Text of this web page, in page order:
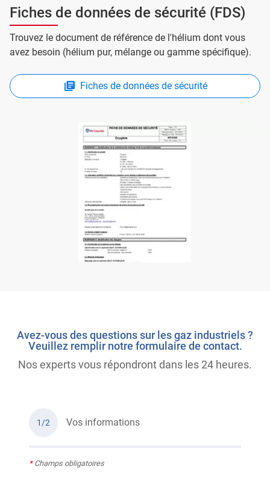
Fiches de données de sécurité (FDS)
Trouvez le document de référence de l'hélium dont vous
avez besoin (hélium pur, mélange ou gamme spécifique).
Fiches de données de sécurité
Avez-vous des questions sur les gaz industriels ?
Veuillez remplir notre formulaire de contact.
Nos experts vous répondront dans les 24 heures.
1/2 Vos informations
*Champs obligatoires